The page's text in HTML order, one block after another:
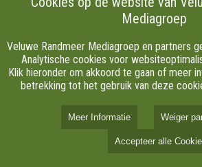
naar een kleurrijke fuchsia in zijn tuin aan
Hulshorst. De plant draagt de naam van
Wanneer hij vertelt over het moment
bloem aanbood, wordt hij even stil.
Mediagroep
Veluwe Randmeer Mediagroep en partners
Analytische cookies voor
Klik hieronder om akkoord te gaan of meer
betrekking tot het gebruik van deze
Meer Informatie Weiger
Accepteer alle